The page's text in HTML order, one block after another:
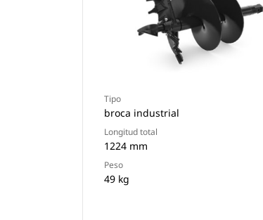
Tipo
broca industrial
Longitud total
1224 mm
Peso
49 kg